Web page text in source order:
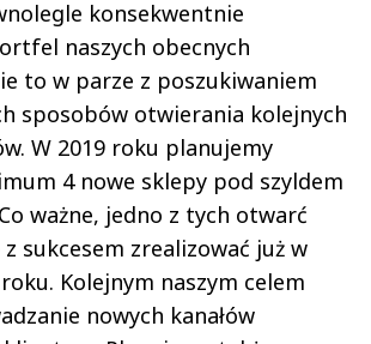
konsekwentnie
naszych obecnych
to w parze z poszukiwaniem
sposobów otwierania kolejnych
W 2019 roku planujemy
4 nowe sklepy pod szyldem
ważne, jedno z tych otwarć
z sukcesem zrealizować już w
Kolejnym naszym celem
nowych kanałów